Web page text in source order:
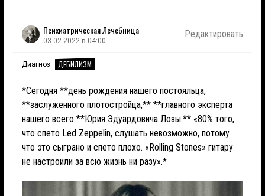
Психиатрическая Лечебница
03.02.2022 в 04:00
Редактировать
Диагноз: ДЕБИЛИЗМ
*Сегодня **день рождения нашего постояльца,
**заслуженного плотостройца,** **главного эксперта
нашего всего **Юрия Эдуардовича Лозы.** «80% того,
что спето Led Zeppelin, слушать невозможно, потому
что это сыграно и спето плохо. «Rolling Stones» гитару
не настроили за всю жизнь ни разу».*